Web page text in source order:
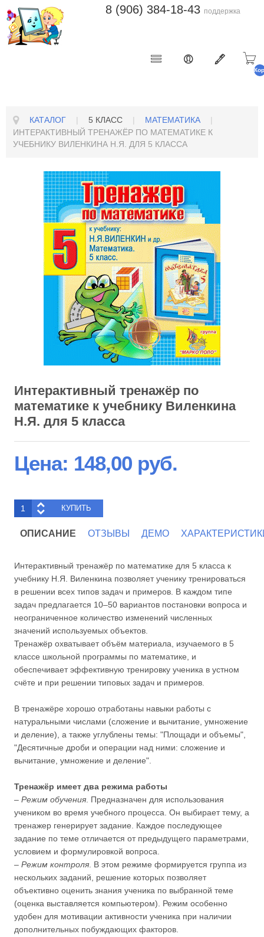
8 (906) 384-18-43 поддержка
КАТАЛОГ | 5 КЛАСС | МАТЕМАТИКА
|
ИНТЕРАКТИВНЫЙ ТРЕНАЖЁР ПО МАТЕМАТИКЕ К
УЧЕБНИКУ ВИЛЕНКИНА Н.Я. ДЛЯ 5 КЛАССА
Интерактивный тренажёр по
математике к учебнику Виленкина
Н.Я. для 5 класса
Цена: 148,00 руб.
ОПИСАНИЕ ОТЗЫВЫ ДЕМО
Интерактивный тренажёр по математике для 5 класса к
учебнику Н.Я. Виленкина позволяет ученику тренироваться
в решении всех типов задач и примеров. В каждом типе
задач предлагается 10–50 вариантов постановки вопроса и
неограниченное количество изменений численных
значений используемых объектов.
Тренажёр охватывает объём материала, изучаемого в 5
классе школьной программы по математике, и
обеспечивает эффективную тренировку ученика в устном
счёте и при решении типовых задач и примеров.
В тренажёре хорошо отработаны навыки работы с
натуральными числами (сложение и вычитание, умножение
и деление), а также углублены темы: "Площади и объемы",
"Десятичные дроби и операции над ними: сложение и
вычитание, умножение и деление".
Тренажёр имеет два режима работы
– Режим обучения . Предназначен для использования
учеником во время учебного процесса. Он выбирает тему, а
тренажер генерирует задание. Каждое последующее
задание по теме отличается от предыдущего параметрами,
условием и формулировкой вопроса.
– Режим контроля . В этом режиме формируется группа из
нескольких заданий, решение которых позволяет
объективно оценить знания ученика по выбранной теме
(оценка выставляется компьютером). Режим особенно
удобен для мотивации активности ученика при наличии
дополнительных побуждающих факторов.